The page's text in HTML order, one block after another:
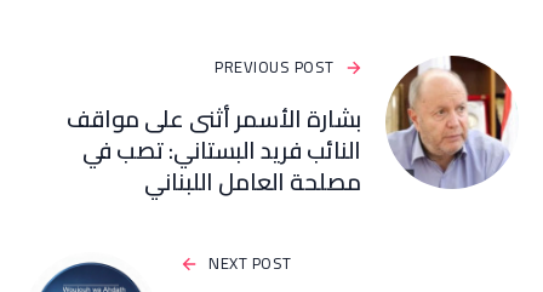
PREVIOUS POST
بشارة الأسمر أثنى على مواقف
النائب فريد البستاني: تصب في
مصلحة العامل اللبناني
NEXT POST